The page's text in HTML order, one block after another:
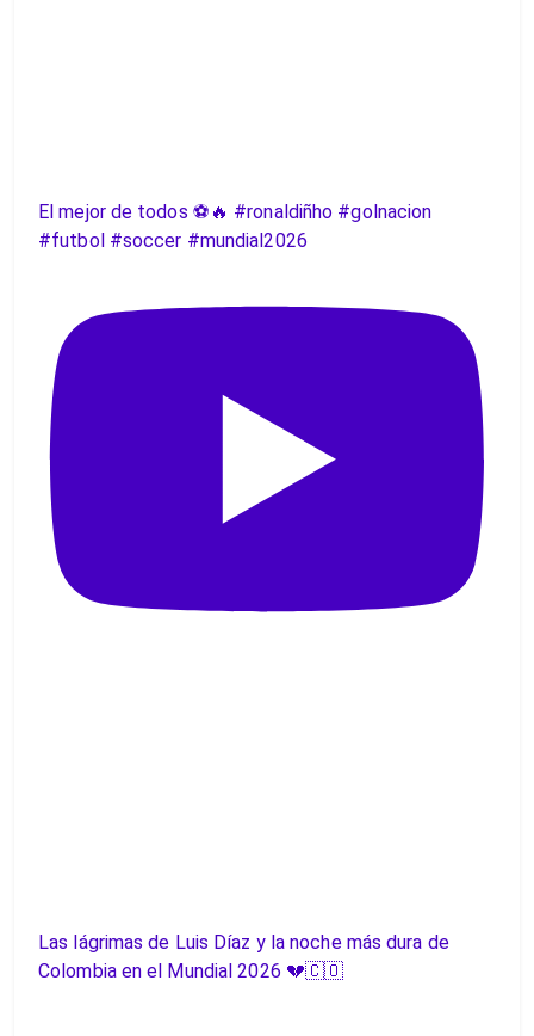
El mejor de todos ⚽️🔥 #ronaldiñho #golnacion
#futbol #soccer #mundial2026
Las lágrimas de Luis Díaz y la noche más dura de
Colombia en el Mundial 2026 💔🇨🇴